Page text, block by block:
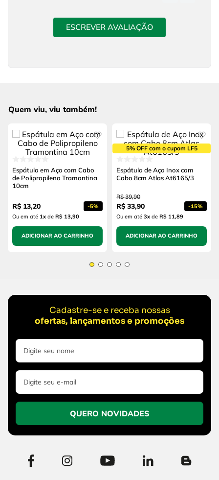
ESCREVER AVALIAÇÃO
Quem viu, viu também!
Espátula em Aço com Cabo
de Polipropileno Tramontina
10cm
R$ 13,20 -5%
Ou em até 1x de R$ 13,90
ADICIONAR AO CARRINHO
5% OFF com o cupom LF5
Espátula de Aço Inox com
Cabo 8cm Atlas At6165/3
R$ 39,90
R$ 33,90 -15%
Ou em até 3x de R$ 11,89
ADICIONAR AO CARRINHO
Cadastre-se e receba nossas
ofertas, lançamentos e promoções
QUERO NOVIDADES